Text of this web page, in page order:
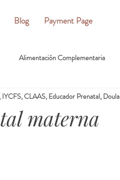
Blog Payment Page
Alimentación Complementaria
materna
CLAAS, Educador Prenatal, Doula